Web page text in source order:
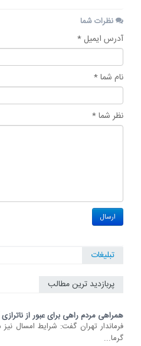
نظرات شما
آدرس ایمیل *
نام شما *
نظر شما *
تبلیغات
پربازدید ترین مطالب
همراهی مردم راهی برای عبور از
فرماندار تهران گفت: شرایط امسال
گرما...